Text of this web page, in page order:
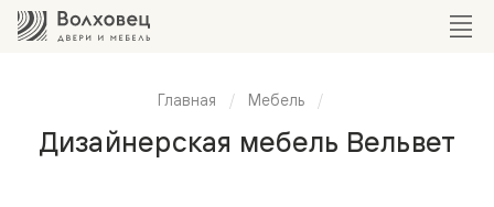
Главная Мебель
Дизайнерская мебель Вельвет